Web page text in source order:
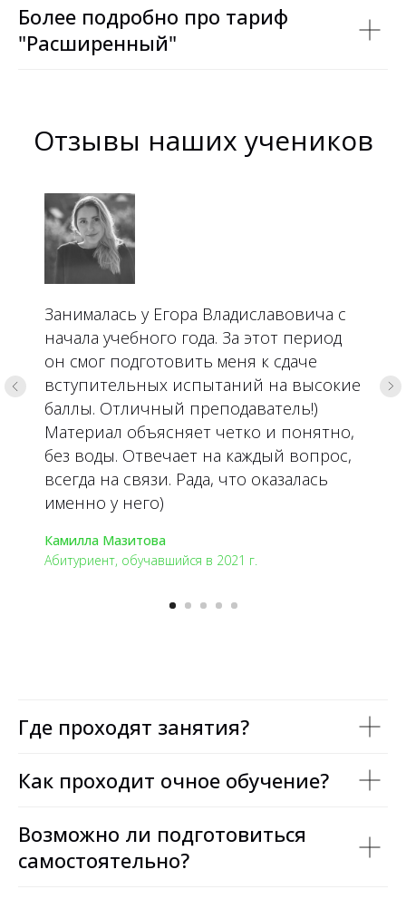
Более подробно про тариф
"Расширенный"
Отзывы наших учеников
Занималась у Егора Владиславовича с
начала учебного года. За этот период
он смог подготовить меня к сдаче
вступительных испытаний на высокие
баллы. Отличный преподаватель!)
Материал объясняет четко и понятно,
без воды. Отвечает на каждый вопрос,
всегда на связи. Рада, что оказалась
именно у него)
Камилла Мазитова
Абитуриент, обучавшийся в 2021 г.
Где проходят занятия?
Как проходит очное обучение?
Возможно ли подготовиться
самостоятельно?